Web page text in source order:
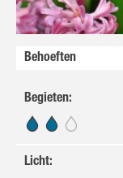
Behoeften
Begieten:
Licht: